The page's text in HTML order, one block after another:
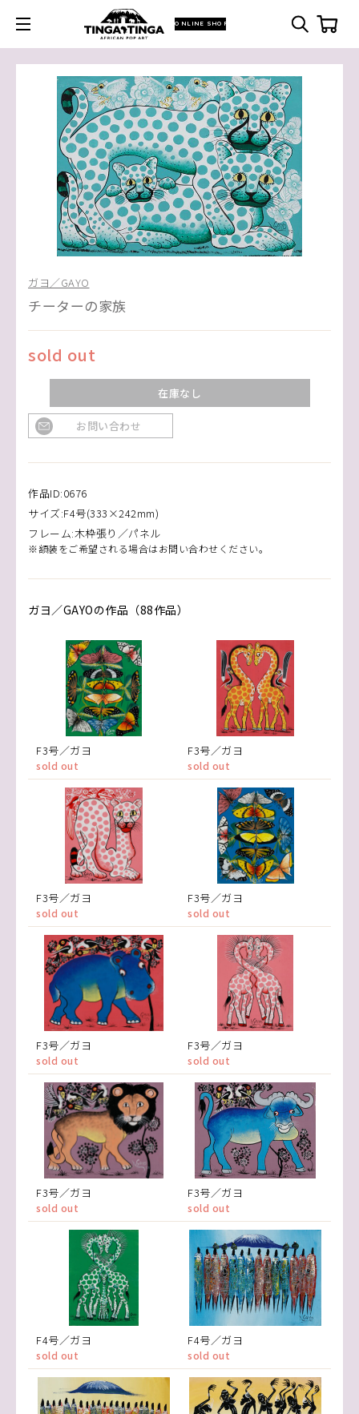
ONLINE SHOP
ガヨ／GAYO
チーターの家族
sold out
在庫なし
お問い合わせ
作品ID:0676
サイズ:F4号(333×242mm)
フレーム:木枠張り／パネル
※額装をご希望される場合はお問い合わせください。
ガヨ／GAYOの作品（88作品）
F3号／ガヨ
sold out
F3号／ガヨ
sold out
F3号／ガヨ
sold out
F3号／ガヨ
sold out
F3号／ガヨ
sold out
F3号／ガヨ
sold out
F3号／ガヨ
sold out
F3号／ガヨ
sold out
F4号／ガヨ
sold out
F4号／ガヨ
sold out